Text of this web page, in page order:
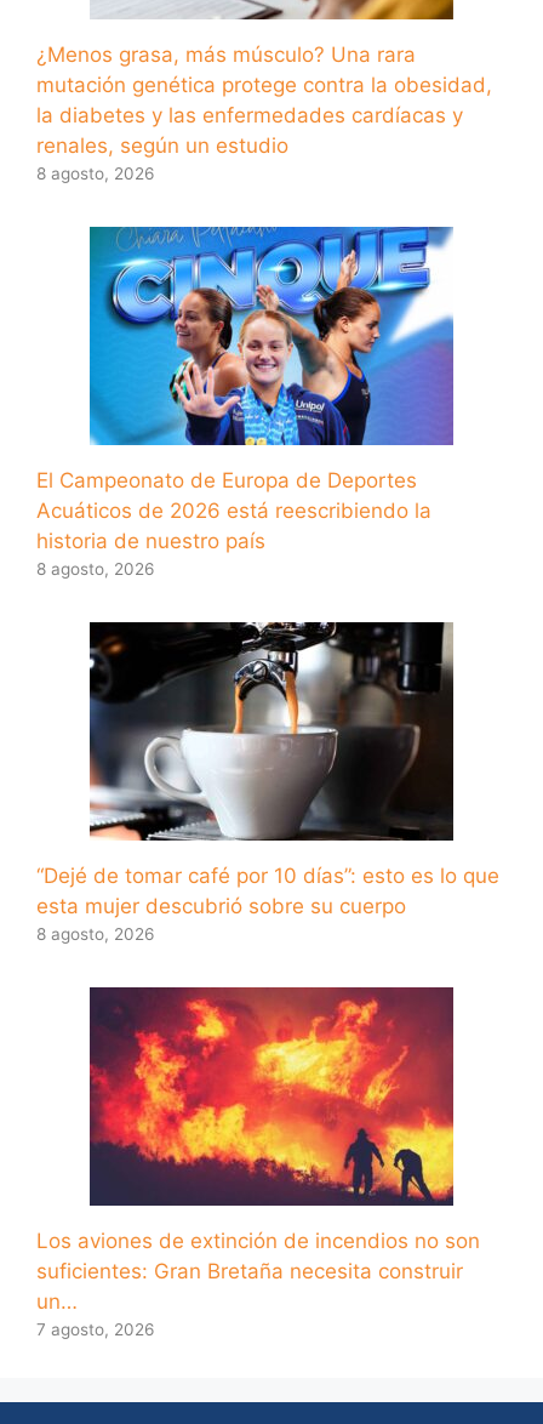
¿Menos grasa, más músculo? Una rara
mutación genética protege contra la obesidad,
la diabetes y las enfermedades cardíacas y
renales, según un estudio
8 agosto, 2026
El Campeonato de Europa de Deportes
Acuáticos de 2026 está reescribiendo la
historia de nuestro país
8 agosto, 2026
“Dejé de tomar café por 10 días”: esto es lo que
esta mujer descubrió sobre su cuerpo
8 agosto, 2026
Los aviones de extinción de incendios no son
suficientes: Gran Bretaña necesita construir
un…
7 agosto, 2026